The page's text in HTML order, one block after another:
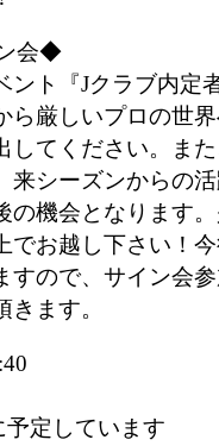
会◆
ント『Jクラブ内定
ら厳しいプロの世
してください。ま
来シーズンからの
の機会となります
でお越し下さい！
すので、サイン会
ます。
予定しています